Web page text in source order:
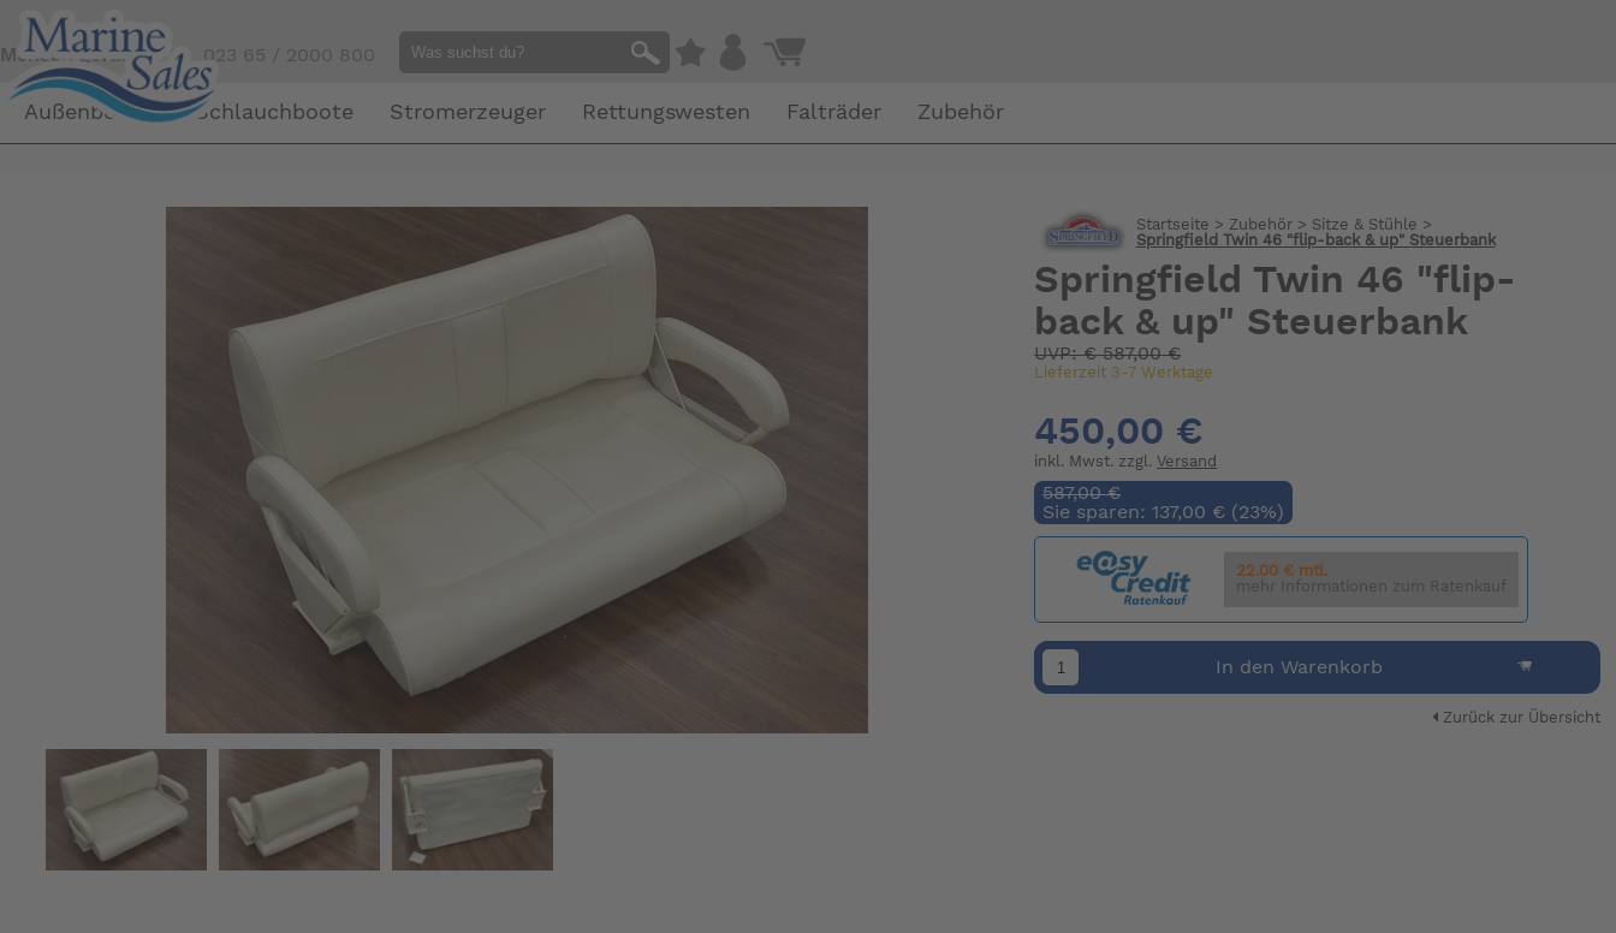
Mensch gefällig?Tel. 023 65 / 2000 800
Außenborder Schlauchboote Stromerzeuger Rettungswesten Falträder Zubehör
Startseite > Zubehör> Sitze & Stühle >
Springfield Twin 46 "flip-back & up" Steuerbank
Springfield Twin 46 "flip-
back & up" Steuerbank
UVP:€587,00 €
Lieferzeit 3-7 Werktage
450,00 €
inkl. Mwst. zzgl.Versand
587,00 €
Sie sparen: 137,00 € (23%)
22.00 € mtl.
mehr Informationen zum Ratenkauf
In den Warenkorb
Zurück zur Übersicht